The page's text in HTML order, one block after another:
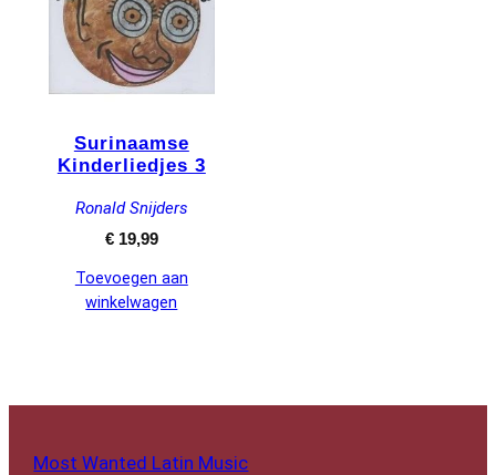
Surinaamse
Kinderliedjes 3
Ronald Snijders
€19,99
Toevoegen aan
winkelwagen
Most Wanted Latin Music